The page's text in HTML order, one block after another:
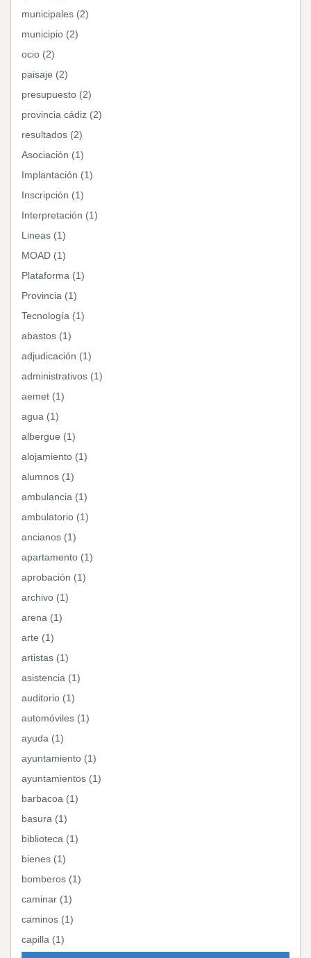
municipales (2)
municipio (2)
ocio (2)
paisaje (2)
presupuesto (2)
provincia cádiz (2)
resultados (2)
Asociación (1)
Implantación (1)
Inscripción (1)
Interpretación (1)
Lineas (1)
MOAD (1)
Plataforma (1)
Provincia (1)
Tecnología (1)
abastos (1)
adjudicación (1)
administrativos (1)
aemet (1)
agua (1)
albergue (1)
alojamiento (1)
alumnos (1)
ambulancia (1)
ambulatorio (1)
ancianos (1)
apartamento (1)
aprobación (1)
archivo (1)
arena (1)
arte (1)
artistas (1)
asistencia (1)
auditorio (1)
automóviles (1)
ayuda (1)
ayuntamiento (1)
ayuntamientos (1)
barbacoa (1)
basura (1)
biblioteca (1)
bienes (1)
bomberos (1)
caminar (1)
caminos (1)
capilla (1)